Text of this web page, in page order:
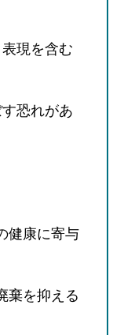
現を含む
恐れがあ
健康に寄与
棄を抑える